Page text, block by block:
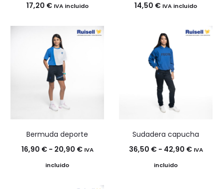
17,20 € IVA incluido
14,50 € IVA incluido
Bermuda deporte
16,90 € - 20,90 €Rango
IVA
incluido
Sudadera capucha
36,50 € - 42,90 €Rango
IVA
incluido